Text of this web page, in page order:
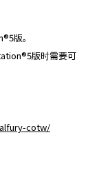
版。
版时需要可
cotw/